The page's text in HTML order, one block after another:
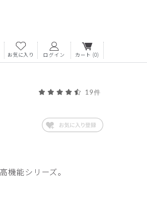
お気に入り ログイン カート (0)
19件
機能シリーズ。